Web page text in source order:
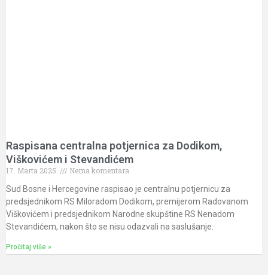
Raspisana centralna potjernica za Dodikom,
Viškovićem i Stevandićem
17. Marta 2025.
Nema komentara
Sud Bosne i Hercegovine raspisao je centralnu potjernicu za
predsjednikom RS Miloradom Dodikom, premijerom Radovanom
Viškovićem i predsjednikom Narodne skupštine RS Nenadom
Stevandićem, nakon što se nisu odazvali na saslušanje.
Pročitaj više »